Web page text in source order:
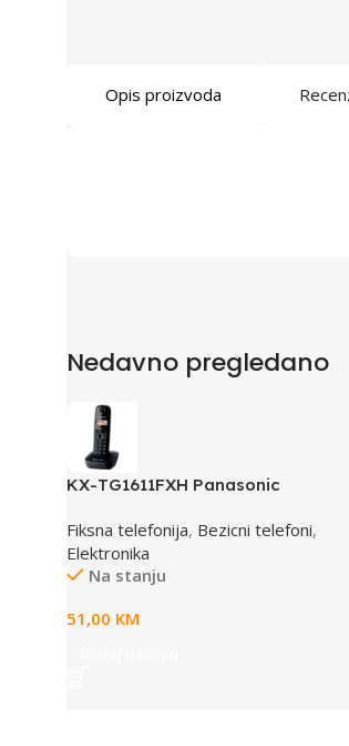
Opis proizvoda
Nedavno pregledano
KX-TG1611FXH Panasonic
Fiksna telefonija, Bezicni telefoni,
Elektronika
Na stanju
51,00 KM